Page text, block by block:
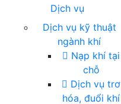
Dịch vụ
Dịch vụ kỹ thuật
ngành khí
Nạp khí tại
chỗ
Dịch vụ trơ
hóa, đuổi khí